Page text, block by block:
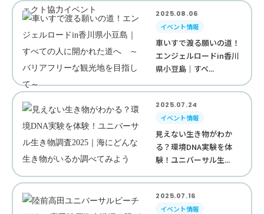
2025.08.06
イベント情報
車いすで渡る願いの道！
エンジェルロードin香川
県小豆島｜すべ...
2025.07.24
イベント情報
見えない生き物がわか
る？環境DNA実験を体
験！ユニバーサル生...
2025.07.16
イベント情報